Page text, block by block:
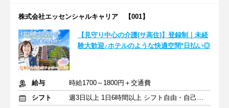
株式会社エッセンシャルキャリア 【001】
【見守り中心の介護(サ高住)】登録制｜未経
験大歓迎♪ホテルのような快適空間*日払い◎
給与
時給1700～1800円＋交通費
シフト
週3日以上 1日6時間以上 シフト自由・自己申告